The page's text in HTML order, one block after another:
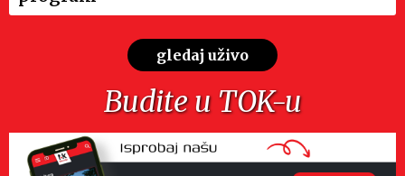
gledaj uživo
Budite u TOK-u